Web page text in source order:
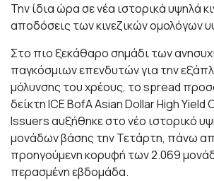
Την ίδια ώρα σε νέα ιστορικά υψηλά
αποδόσεις των κινεζικών ομολόγων
Στο πιο ξεκάθαρο σημάδι των
παγκόσμιων επενδυτών για την
μόλυνσης του χρέους, το spread
δείκτη ICE BofA Asian Dollar High
Issuers αυξήθηκε στο νέο ιστορικό
μονάδων βάσης την Τετάρτη, πάνω
προηγούμενη κορυφή των 2.069
περασμένη εβδομάδα.